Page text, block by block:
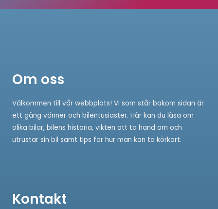
Kontakt
Om oss
Välkommen till vår webbplats! Vi som står bakom sidan är
ett gäng vänner och bilentusiaster. Här kan du läsa om
olika bilar, bilens historia, vikten att ta hand om och
utrustar sin bil samt tips för hur man kan ta körkort.